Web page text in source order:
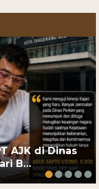
AJK di Dinas
B…